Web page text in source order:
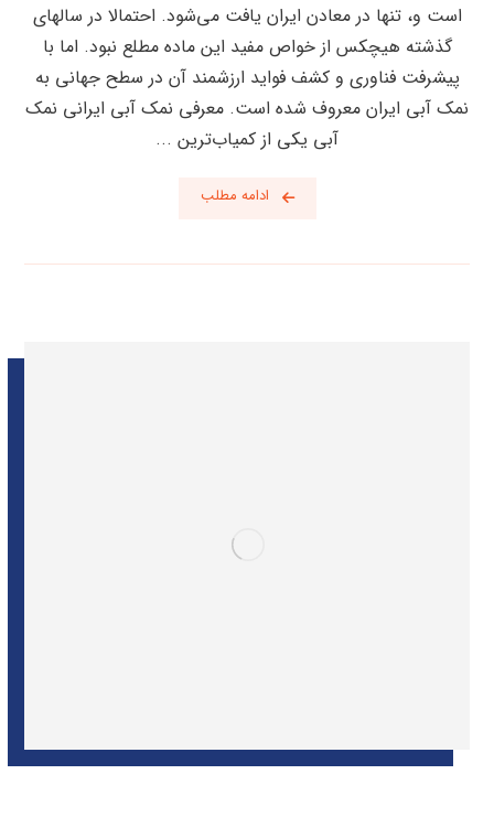
است و، تنها در معادن ایران یافت می‌شود. احتمالا در سالهای
گذشته هیچکس از خواص مفید این ماده مطلع نبود. اما با
پیشرفت فناوری و کشف فواید ارزشمند آن در سطح جهانی به
نمک آبی ایران معروف شده است. معرفی نمک آبی ایرانی نمک
آبی یکی از کمیاب‌ترین ...
ادامه مطلب